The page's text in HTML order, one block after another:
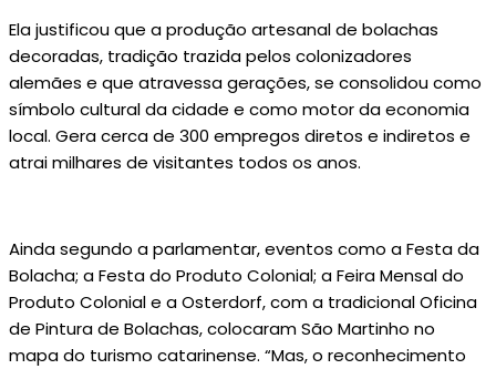
Ela justificou que a produção artesanal de bolachas
decoradas, tradição trazida pelos colonizadores
alemães e que atravessa gerações, se consolidou como
símbolo cultural da cidade e como motor da economia
local. Gera cerca de 300 empregos diretos e indiretos e
atrai milhares de visitantes todos os anos.
Ainda segundo a parlamentar, eventos como a Festa da
Bolacha; a Festa do Produto Colonial; a Feira Mensal do
Produto Colonial e a Osterdorf, com a tradicional Oficina
de Pintura de Bolachas, colocaram São Martinho no
mapa do turismo catarinense. “Mas, o reconhecimento